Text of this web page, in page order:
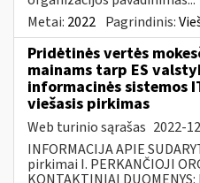
Metai: 2022 Pagrindinis:
Pridėtinės vertės
mainams tarp ES
informacinės sistemos
viešasis pirkimas
Web turinio sąrašas 2022-
INFORMACIJA APIE
pirkimai I. PERKANČIOJI
KONTAKTINIAI